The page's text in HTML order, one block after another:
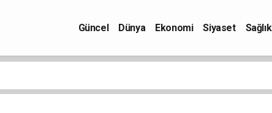
Güncel Dünya Ekonomi Siyaset Sağlık